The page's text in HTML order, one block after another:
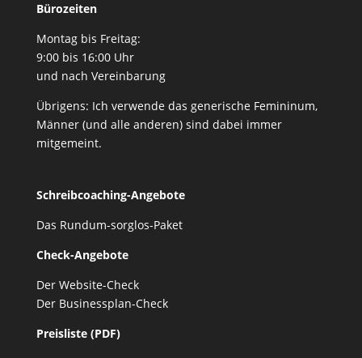
Bürozeiten
Montag bis Freitag:
9:00 bis 16:00 Uhr
und nach Vereinbarung
Übrigens: Ich verwende das generische Femininum,
Männer (und alle anderen) sind dabei immer
mitgemeint.
Schreibcoaching-Angebote
Das Rundum-sorglos-Paket
Check-Angebote
Der Website-Check
Der Businessplan-Check
Preisliste (PDF)